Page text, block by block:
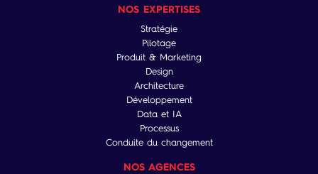
NOS EXPERTISES
Stratégie
Pilotage
Produit & Marketing
Design
Architecture
Développement
Data et IA
Processus
Conduite du changement
NOS AGENCES